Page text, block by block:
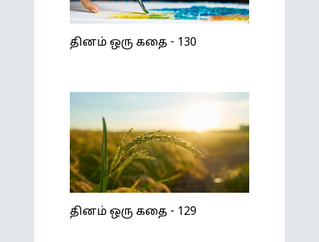
தினம் ஒரு கதை - 130
தினம் ஒரு கதை - 129